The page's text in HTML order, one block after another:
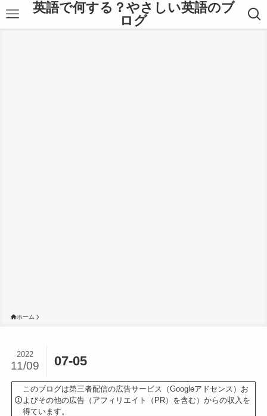
英語で何する？やさしい英語のブ
ログ
ホーム
07-05
2022
11/09
このブログは第三者配信の広告サービス（Googleアドセンス）お
よびその他の広告（アフィリエイト（PR）を含む）からの収入を
得ています。